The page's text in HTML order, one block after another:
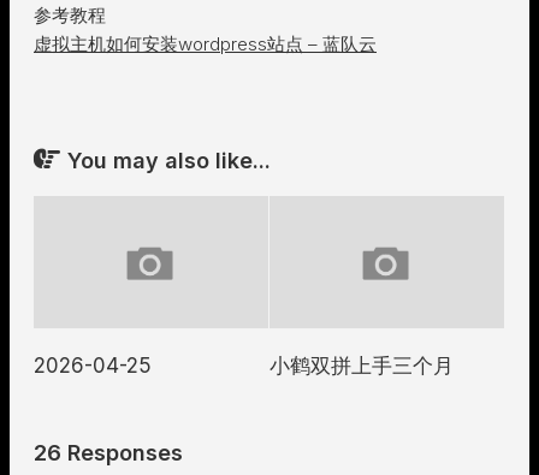
参考教程
虚拟主机如何安装wordpress站点 – 蓝队云
You may also like...
2026-04-25 小鹤双拼上手三个月
26 Responses